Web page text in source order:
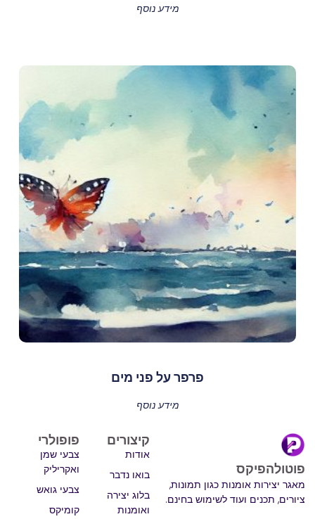
מידע נוסף
פרפר על פני מים
מידע נוסף
פוטולהפיקס
מאגר יצירות אומנות כגון תמונות,
ציורים, תכנים ועוד לשימוש בחינם.
קיצורים
אודות
בואו נדבר
בלוג יצירה
ואומנות
פופולרי
צבעי שמן
ואקריליק
צבעי גואש
קומיקס